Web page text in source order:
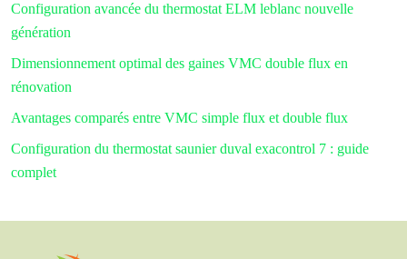
Configuration avancée du thermostat ELM leblanc nouvelle
génération
Dimensionnement optimal des gaines VMC double flux en
rénovation
Avantages comparés entre VMC simple flux et double flux
Configuration du thermostat saunier duval exacontrol 7 : guide
complet